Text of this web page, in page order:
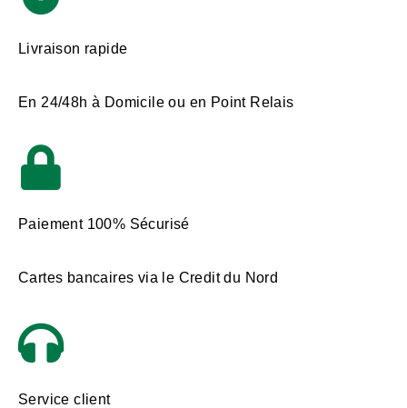
Livraison rapide
En 24/48h à Domicile ou en Point Relais
Paiement 100% Sécurisé
Cartes bancaires via le Credit du Nord
Service client